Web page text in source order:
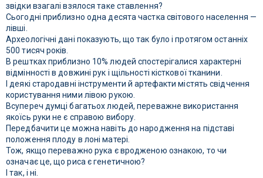
звідки взагалі взялося таке ставлення?
Сьогодні приблизно одна десята частка світового населення —
лівші.
Археологічні дані показують, що так було і протягом останніх
500 тисяч років.
В рештках приблизно 10% людей спостерігалися характерні
відмінності в довжині рук і щільності кісткової тканини.
І деякі стародавні інструменти й артефакти містять свідчення
користування ними лівою рукою.
Всупереч думці багатьох людей, переважне використання
якоїсь руки не є справою вибору.
Передбачити це можна навіть до народження на підставі
положення плоду в лоні матері.
Тож, якщо переважно рука є вродженою ознакою, то чи
означає це, що риса є генетичною?
І так, і ні.